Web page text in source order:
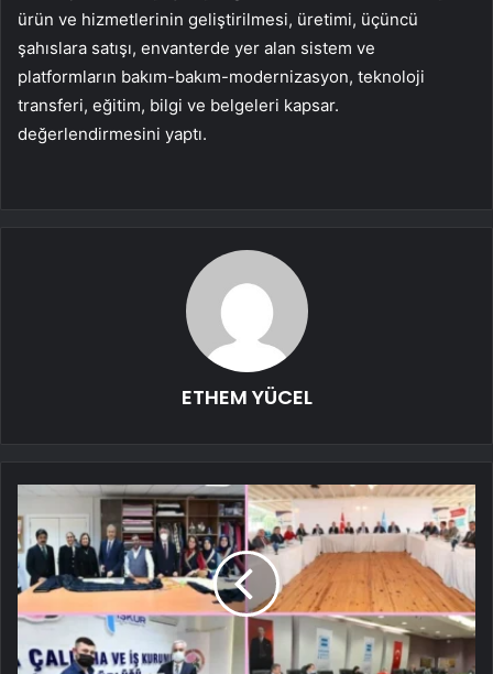
ürün ve hizmetlerinin geliştirilmesi, üretimi, üçüncü
şahıslara satışı, envanterde yer alan sistem ve
platformların bakım-bakım-modernizasyon, teknoloji
transferi, eğitim, bilgi ve belgeleri kapsar.
değerlendirmesini yaptı.
ETHEM YÜCEL